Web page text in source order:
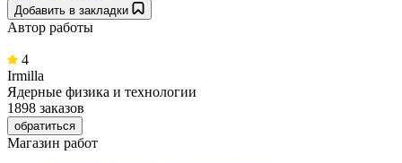
Добавить в закладки
Автор работы
4
Irmilla
Ядерные физика и технологии
1898 заказов
обратиться
Магазин работ